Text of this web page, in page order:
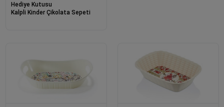
Hediye Kutusu
Kalpli Kinder Çikolata Sepeti